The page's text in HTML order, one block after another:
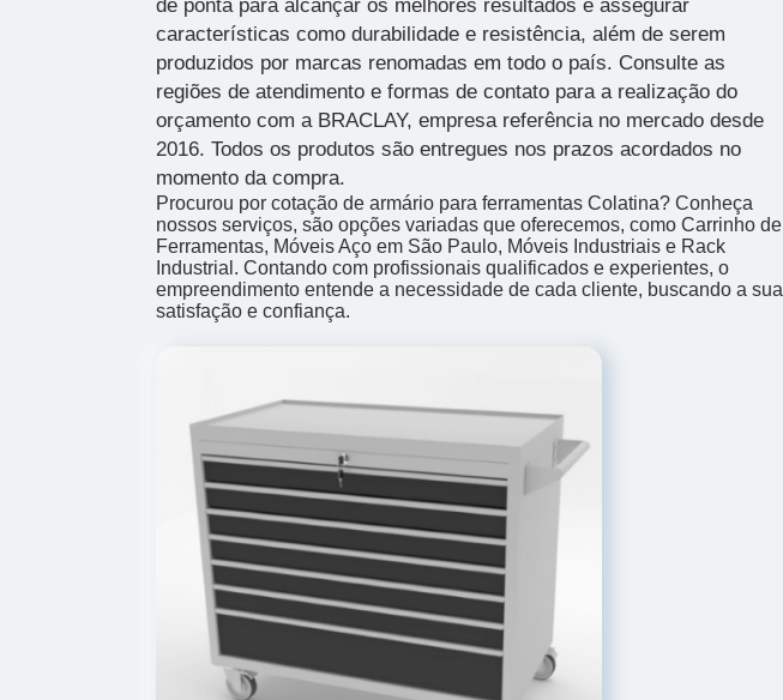
de ponta para alcançar os melhores resultados e assegurar
características como durabilidade e resistência, além de serem
produzidos por marcas renomadas em todo o país. Consulte as
regiões de atendimento e formas de contato para a realização do
orçamento com a BRACLAY, empresa referência no mercado desde
2016. Todos os produtos são entregues nos prazos acordados no
momento da compra.
Procurou por cotação de armário para ferramentas Colatina? Conheça
nossos serviços, são opções variadas que oferecemos, como Carrinho de
Ferramentas, Móveis Aço em São Paulo, Móveis Industriais e Rack
Industrial. Contando com profissionais qualificados e experientes, o
empreendimento entende a necessidade de cada cliente, buscando a sua
satisfação e confiança.